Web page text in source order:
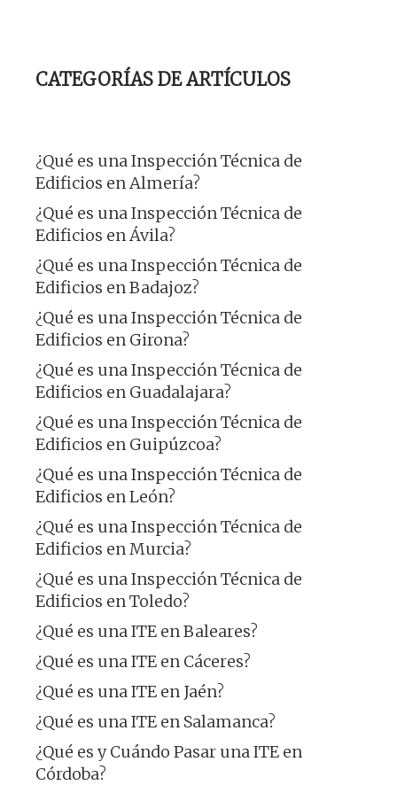
CATEGORÍAS DE ARTÍCULOS
¿Qué es una Inspección Técnica de
Edificios en Almería?
¿Qué es una Inspección Técnica de
Edificios en Ávila?
¿Qué es una Inspección Técnica de
Edificios en Badajoz?
¿Qué es una Inspección Técnica de
Edificios en Girona?
¿Qué es una Inspección Técnica de
Edificios en Guadalajara?
¿Qué es una Inspección Técnica de
Edificios en Guipúzcoa?
¿Qué es una Inspección Técnica de
Edificios en León?
¿Qué es una Inspección Técnica de
Edificios en Murcia?
¿Qué es una Inspección Técnica de
Edificios en Toledo?
¿Qué es una ITE en Baleares?
¿Qué es una ITE en Cáceres?
¿Qué es una ITE en Jaén?
¿Qué es una ITE en Salamanca?
¿Qué es y Cuándo Pasar una ITE en
Córdoba?